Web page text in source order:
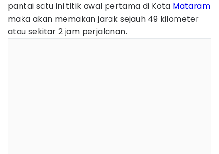
pantai satu ini titik awal pertama di Kota Mataram
maka akan memakan jarak sejauh 49 kilometer
atau sekitar 2 jam perjalanan.